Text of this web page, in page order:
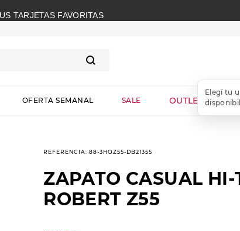
TARJETAS FAVORITAS
OFERTA SEMANAL SALE OUTLET WEB
REFERENCIA:88-3HOZ55-DB21355
ZAPATO CASUAL HI-
ROBERT Z55